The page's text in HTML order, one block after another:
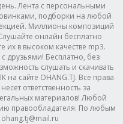
Лента с персональными
подборки на любой
Миллионы композиций
онлайн бесплатно
их в высоком качестве mp3.
друзьями! Бесплатно, без
слушать и скачивать
на сайте OHANG.TJ. Все права
ответственность за
материалов! Любой
правообладателя. По любым